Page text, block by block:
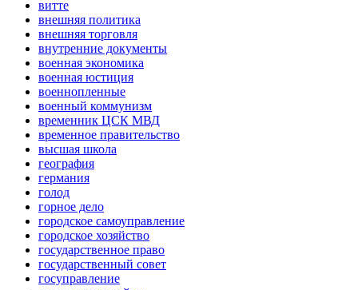
витте
внешняя политика
внешняя торговля
внутренние документы
военная экономика
военная юстиция
военнопленные
военный коммунизм
временник ЦСК МВД
временное правительство
высшая школа
география
германия
голод
горное дело
городское самоуправление
городское хозяйство
государственное право
государственный совет
госуправление